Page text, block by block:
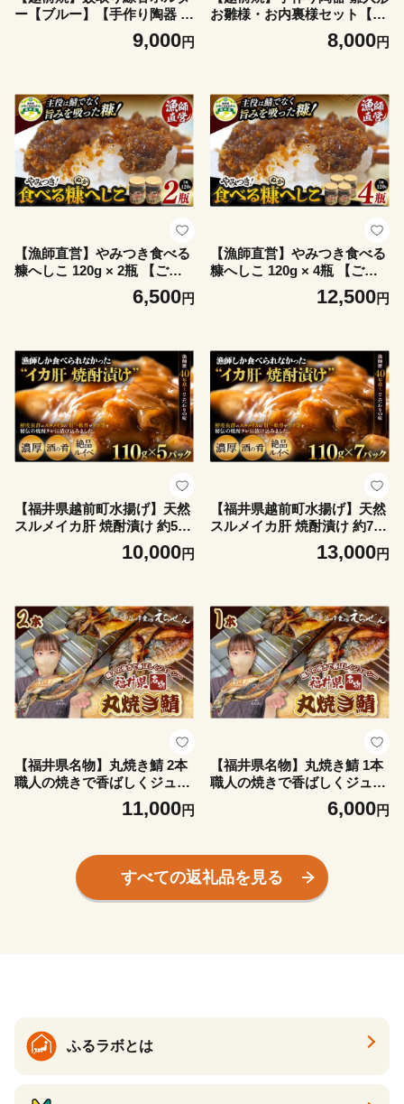
ー【ブルー】【手作り陶器 蚊
取り線香 蚊取り線香ホルダー
小物入れ インテリア 一輪挿
9,000円
お雛様・お内裏様セット【陶
器 コンパクト おしゃれな ひ
な祭り飾り 桃の節句 おひな
8,000円
【漁師直営】やみつき食べる
糠へしこ 120g × 2瓶 【ご飯
のお供 発酵調味料 ガーリッ
ク風味 万能調味料 へしこ 米
6,500円
【漁師直営】やみつき食べる
糠へしこ 120g × 4瓶 【ご飯
のお供 発酵調味料 ガーリッ
ク風味 万能調味料 へしこ 米
12,500円
【福井県越前町水揚げ】天然
スルメイカ肝 焼酎漬け 約550
g(110g×5P） 珍味・ルイベ・
酒の肴・おつまみ・ご飯のお
10,000円
【福井県越前町水揚げ】天然
スルメイカ肝 焼酎漬け 約770
g(110g×7P） 珍味・ルイベ・
酒の肴・おつまみ・ご飯のお
13,000円
【福井県名物】丸焼き鯖 2本
職人の焼きで香ばしくジュー
シー 【さば 焼き魚 焼き サバ
丸焼き 惣菜 半夏生 はんげし
11,000円
【福井県名物】丸焼き鯖 1本
職人の焼きで香ばしくジュー
シー【さば 焼き魚 焼き サバ
丸焼き 惣菜 半夏生 はんげし
6,000円
すべての返礼品を見る
ふるラボとは